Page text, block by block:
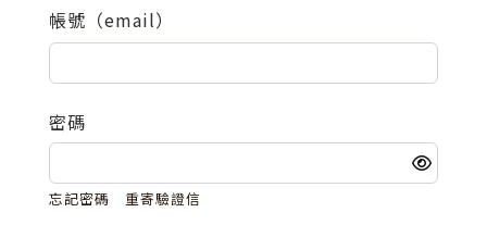
其他活動
帳號（email）
密碼
忘記密碼 重寄驗證信